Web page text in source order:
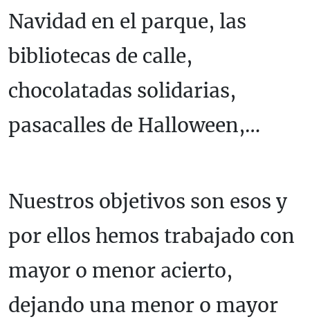
Navidad en el parque, las
bibliotecas de calle,
chocolatadas solidarias,
pasacalles de Halloween,…
Nuestros objetivos son esos y
por ellos hemos trabajado con
mayor o menor acierto,
dejando una menor o mayor